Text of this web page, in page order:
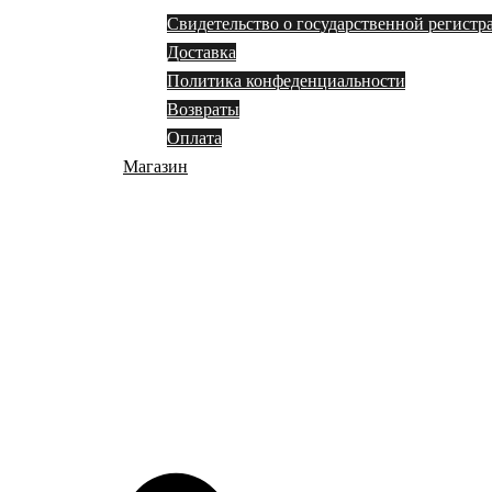
Свидетельство о государственной
Доставка
Политика конфеденциальности
Возвраты
Оплата
Магазин